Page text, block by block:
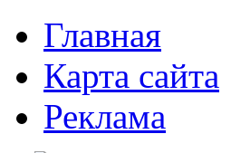
Главная
Карта сайта
Реклама